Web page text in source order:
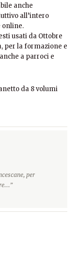
anche
all’intero
online.
usati da Ottobre
per la formazione e
a parroci e
da 8 volumi
per